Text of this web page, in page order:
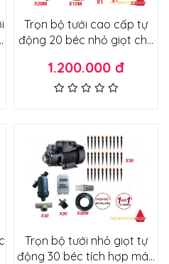
Trọn bộ tưới cao cấp tự
động 20 béc nhỏ giọt cho
cây cảnh không cần máy
bơm lắp trực tiếp đường
1.200.000 đ
Trọn bộ tưới nhỏ giọt tự
động 30 béc tích hợp máy